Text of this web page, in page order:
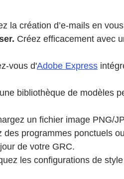
la création d’e-mails en
Créez efficacement avec
vous d'Adobe Express
bibliothèque de modèles
un fichier image PNG/
des programmes ponctuels
de votre GRC.
les configurations de